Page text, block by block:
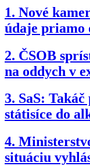
1. Nové
údaje priamo
2. ČSOB
na oddych v
3. SaS:
státisíce do
4.
situáciu